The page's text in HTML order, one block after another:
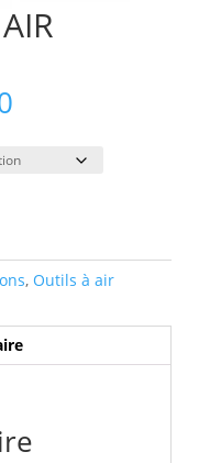
Plage
prix :
$20.00
, Outils à air